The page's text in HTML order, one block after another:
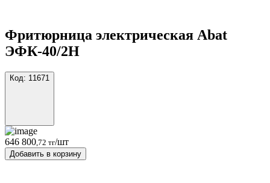
Фритюрница электрическая Abat
ЭФК-40/2Н
Код: 11671
646 800 ,72 тг/шт
Добавить в корзину